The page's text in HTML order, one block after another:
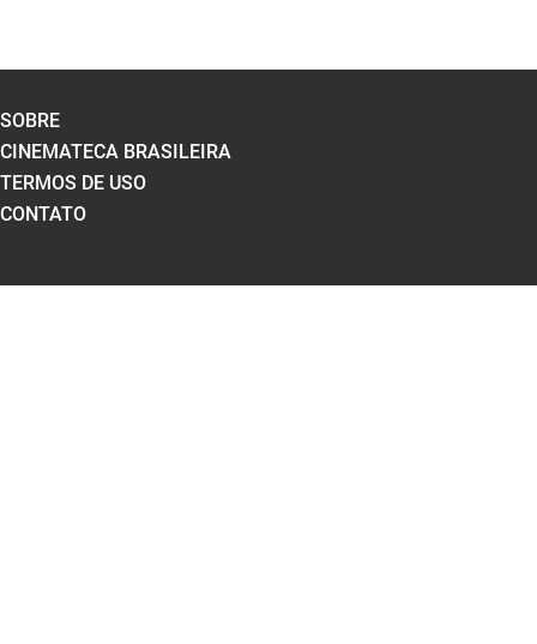
SOBRE
CINEMATECA BRASILEIRA
TERMOS DE USO
CONTATO